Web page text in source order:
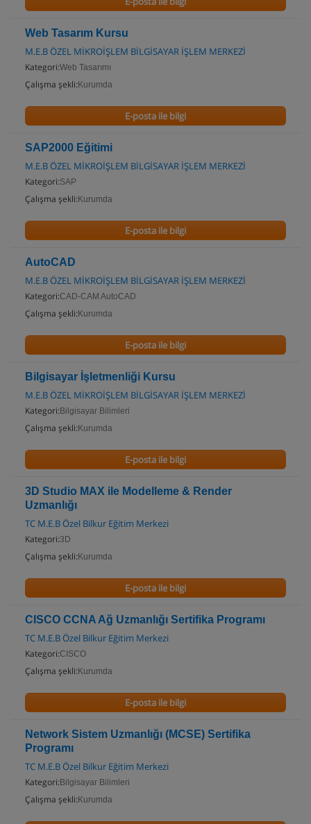
Web Tasarım Kursu
M.E.B ÖZEL MİKROİŞLEM BİLGİSAYAR İŞLEM MERKEZİ
Kategori:Web Tasarımı
Çalışma şekli: Kurumda
E-posta ile bilgi
SAP2000 Eğitimi
M.E.B ÖZEL MİKROİŞLEM BİLGİSAYAR İŞLEM MERKEZİ
Kategori:SAP
Çalışma şekli: Kurumda
E-posta ile bilgi
AutoCAD
M.E.B ÖZEL MİKROİŞLEM BİLGİSAYAR İŞLEM MERKEZİ
Kategori:CAD-CAM AutoCAD
Çalışma şekli: Kurumda
E-posta ile bilgi
Bilgisayar İşletmenliği Kursu
M.E.B ÖZEL MİKROİŞLEM BİLGİSAYAR İŞLEM MERKEZİ
Kategori: Bilgisayar Bilimleri
Çalışma şekli: Kurumda
E-posta ile bilgi
3D Studio MAX ile Modelleme & Render
Uzmanlığı
TC M.E.B Özel Bilkur Eğitim Merkezi
Kategori:3D
Çalışma şekli: Kurumda
E-posta ile bilgi
CISCO CCNA Ağ Uzmanlığı Sertifika Programı
TC M.E.B Özel Bilkur Eğitim Merkezi
Kategori:CISCO
Çalışma şekli: Kurumda
E-posta ile bilgi
Network Sistem Uzmanlığı (MCSE) Sertifika
Programı
TC M.E.B Özel Bilkur Eğitim Merkezi
Kategori: Bilgisayar Bilimleri
Çalışma şekli: Kurumda